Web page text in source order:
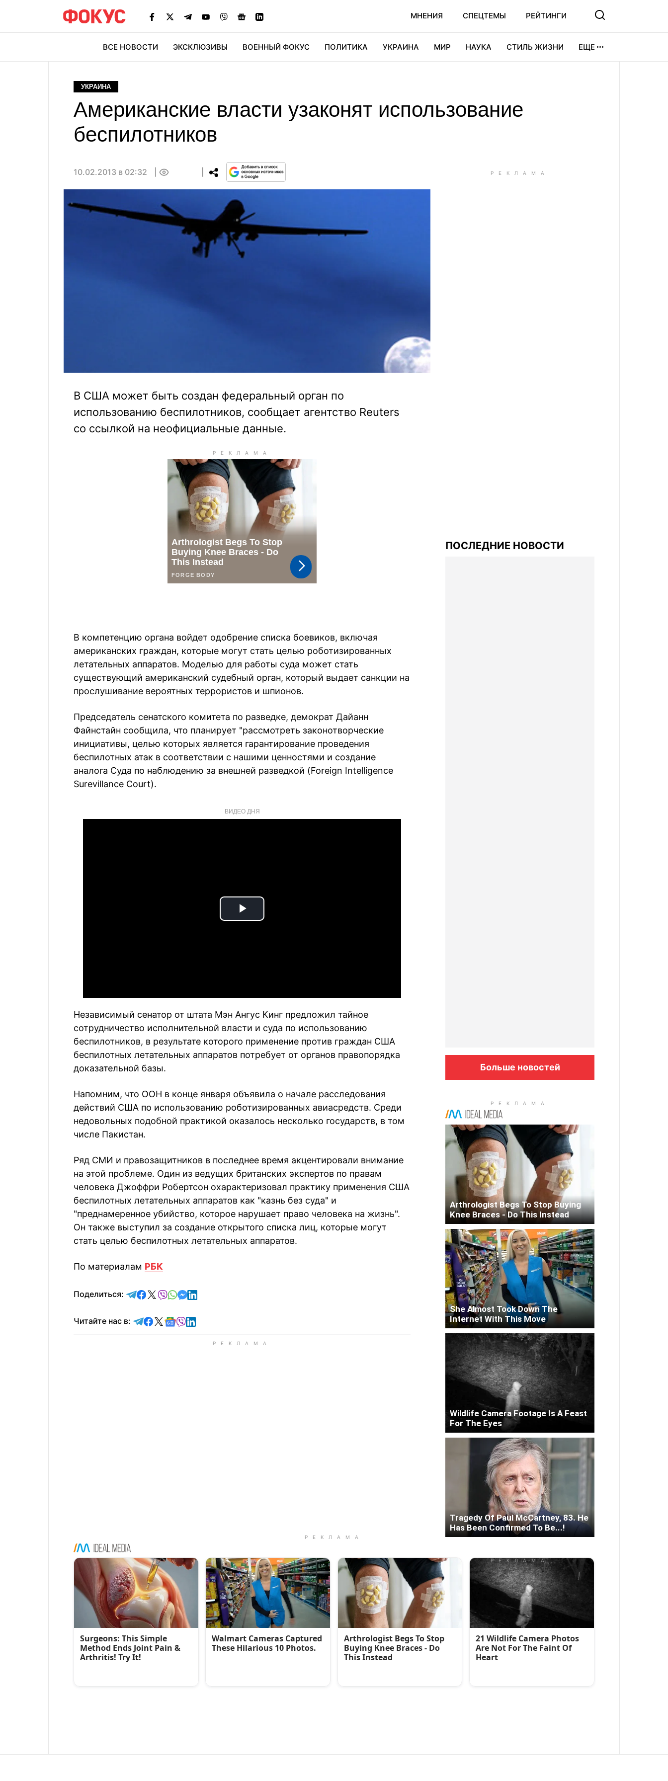
МНЕНИЯ СПЕЦТЕМЫ РЕЙТИНГИ
ВСЕ НОВОСТИ ЭКСКЛЮЗИВЫ ВОЕННЫЙ ФОКУС ПОЛИТИКА УКРАИНА МИР НАУКА СТИЛЬ ЖИЗНИ ЕЩЕ
УКРАИНА
Американские власти узаконят использование
беспилотников
10.02.2013 в 02:32
В США может быть создан федеральный орган по
использованию беспилотников, сообщает агентство Reuters
со ссылкой на неофициальные данные.
В компетенцию органа войдет одобрение списка боевиков, включая
американских граждан, которые могут стать целью роботизированных
летательных аппаратов. Моделью для работы суда может стать
существующий американский судебный орган, который выдает санкции на
прослушивание вероятных террористов и шпионов.
Председатель сенатского комитета по разведке, демократ Дайанн
Файнстайн сообщила, что планирует "рассмотреть законотворческие
инициативы, целью которых является гарантирование проведения
беспилотных атак в соответствии с нашими ценностями и создание
аналога Суда по наблюдению за внешней разведкой (Foreign Intelligence
Surevillance Court).
ВИДЕО ДНЯ
Play
Независимый сенатор от штата Мэн Ангус Кинг предложил тайное
сотрудничество исполнительной власти и суда по использованию
беспилотников, в результате которого применение против граждан США
беспилотных летательных аппаратов потребует от органов правопорядка
доказательной базы.
Напомним, что ООН в конце января объявила о начале расследования
действий США по использованию роботизированных авиасредств. Среди
недовольных подобной практикой оказалось несколько государств, в том
числе Пакистан.
Ряд СМИ и правозащитников в последнее время акцентировали внимание
на этой проблеме. Один из ведущих британских экспертов по правам
человека Джоффри Робертсон охарактеризовал практику применения США
беспилотных летательных аппаратов как "казнь без суда" и
"преднамеренное убийство, которое нарушает право человека на жизнь".
Он также выступил за создание открытого списка лиц, которые могут
стать целью беспилотных летательных аппаратов.
По материалам РБК
Поделиться: отправить в Telegram
поделиться в Facebook
поделиться в X
отправить в Viber
отправить в Whatsapp
отправить в Messenger
отправить в LinkedIn
Читайте нас в: Читайте в Telegram
Читайте в Facebook
Читайте в X
Читайте в Google news
Читайте в Viber
Читайте в LinkedIn
ПОСЛЕДНИЕ НОВОСТИ
Больше новостей